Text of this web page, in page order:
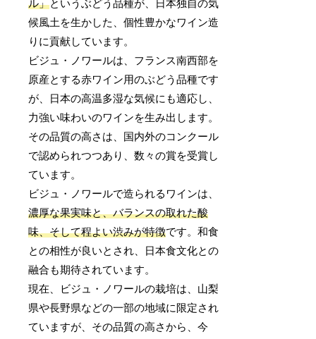
ル」というぶどう品種が、日本独自の気
候風土を生かした、個性豊かなワイン造
りに貢献しています。
ビジュ・ノワールは、フランス南西部を
原産とする赤ワイン用のぶどう品種です
が、日本の高温多湿な気候にも適応し、
力強い味わいのワインを生み出します。
その品質の高さは、国内外のコンクール
で認められつつあり、数々の賞を受賞し
ています。
ビジュ・ノワールで造られるワインは、
濃厚な果実味と、バランスの取れた酸
味、そして程よい渋みが特徴です。和食
との相性が良いとされ、日本食文化との
融合も期待されています。
現在、ビジュ・ノワールの栽培は、山梨
県や長野県などの一部の地域に限定され
ていますが、その品質の高さから、今